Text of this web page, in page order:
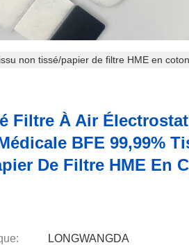
non tissé/papier de filtre HME en
Filtre À Air
BFE 99,99%
De Filtre HME En
LONGWANGDA